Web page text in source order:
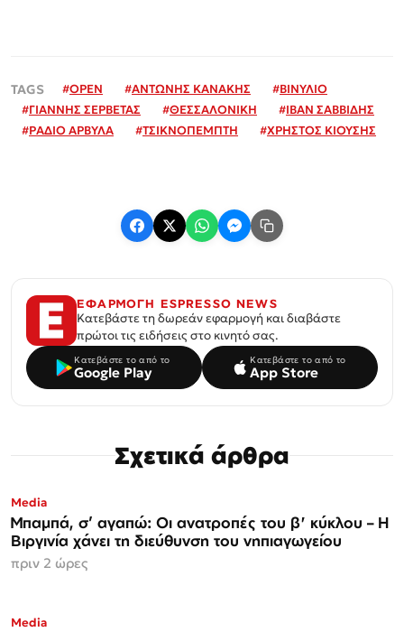
#OPEN #ΑΝΤΩΝΗΣ ΚΑΝΑΚΗΣ #ΒΙΝΥΛΙΟ
#ΓΙΑΝΝΗΣ ΣΕΡΒΕΤΑΣ #ΘΕΣΣΑΛΟΝΙΚΗ #ΙΒΑΝ ΣΑΒΒΙΔΗΣ
#ΡΑΔΙΟ ΑΡΒΥΛΑ #ΤΣΙΚΝΟΠΕΜΠΤΗ #ΧΡΗΣΤΟΣ ΚΙΟΥΣΗΣ
ΕΦΑΡΜΟΓΗ ESPRESSO NEWS
Κατεβάστε τη δωρεάν εφαρμογή και διαβάστε
πρώτοι τις ειδήσεις στο κινητό σας.
Κατεβάστε το από το
Google Play
Κατεβάστε το από το
App Store
Σχετικά άρθρα
Media
Μπαμπά, σ’ αγαπώ: Οι ανατροπές του β' κύκλου – Η
Βιργινία χάνει τη διεύθυνση του νηπιαγωγείου
πριν 2 ώρες
Media